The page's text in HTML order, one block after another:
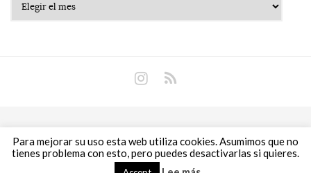
Copyright © 2018 Libros Prohibidos •
Política de
privacidad
Para mejorar su uso esta web utiliza cookies. Asumimos que no
tienes problema con esto, pero puedes desactivarlas si quieres.